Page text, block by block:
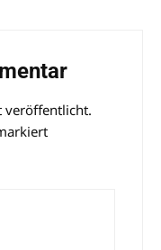
veröffentlicht.